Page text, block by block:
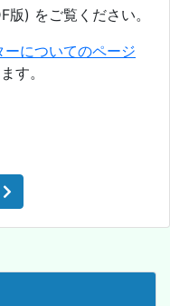
版) をご覧ください。
ーについてのページ
す。